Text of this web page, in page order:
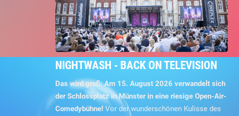
NIGHTWASH - BACK ON TELEVISION
Das wird groß: Am 15. August 2026 verwandelt sich
der Schlossplatz in Münster in eine riesige Open-Air-
Comedybühne! Vor der wunderschönen Kulisse des